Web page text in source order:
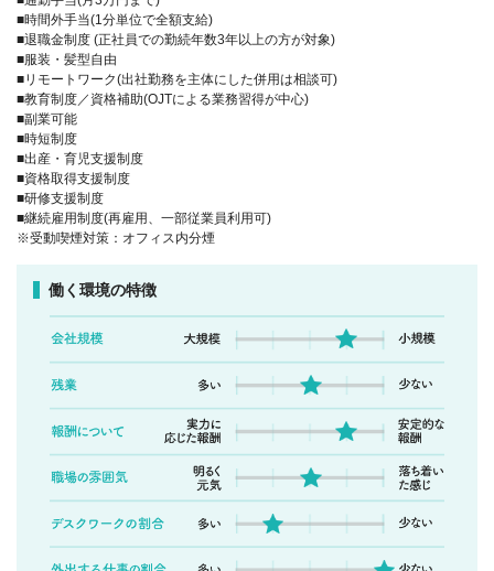
■時間外手当(1分単位で全額支給)
■退職金制度 (正社員での勤続年数3年以上の方が対象)
■服装・髪型自由
■リモートワーク(出社勤務を主体にした併用は相談可)
■教育制度／資格補助(OJTによる業務習得が中心)
■副業可能
■時短制度
■出産・育児支援制度
■資格取得支援制度
■研修支援制度
■継続雇用制度(再雇用、一部従業員利用可)
※受動喫煙対策：オフィス内分煙
働く環境の特徴